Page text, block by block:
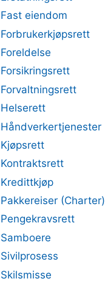
Fast eiendom
Forbrukerkjøpsrett
Foreldelse
Forsikringsrett
Forvaltningsrett
Helserett
Håndverkertjenester
Kjøpsrett
Kontraktsrett
Kredittkjøp
Pakkereiser (Charter)
Pengekravsrett
Samboere
Sivilprosess
Skilsmisse